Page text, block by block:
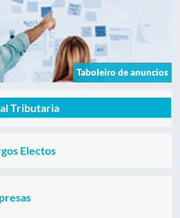
Taboleiro de anuncios
Tributaria
Electos